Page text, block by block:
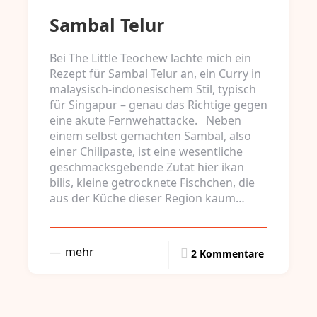
Sambal Telur
Bei The Little Teochew lachte mich ein
Rezept für Sambal Telur an, ein Curry in
malaysisch-indonesischem Stil, typisch
für Singapur – genau das Richtige gegen
eine akute Fernwehattacke. Neben
einem selbst gemachten Sambal, also
einer Chilipaste, ist eine wesentliche
geschmacksgebende Zutat hier ikan
bilis, kleine getrocknete Fischchen, die
aus der Küche dieser Region kaum…
mehr 2 Kommentare